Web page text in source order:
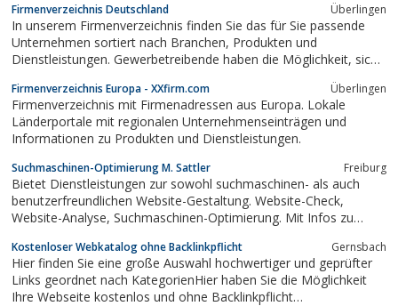
Firmenverzeichnis Deutschland Überlingen
In unserem Firmenverzeichnis finden Sie das für Sie passende
Unternehmen sortiert nach Branchen, Produkten und
Dienstleistungen. Gewerbetreibende haben die Möglichkeit, sich
Firmenverzeichnis Europa - XXfirm.com Überlingen
Firmenverzeichnis mit Firmenadressen aus Europa. Lokale
Länderportale mit regionalen Unternehmenseinträgen und
Informationen zu Produkten und Dienstleistungen.
Suchmaschinen-Optimierung M. Sattler Freiburg
Bietet Dienstleistungen zur sowohl suchmaschinen- als auch
benutzerfreundlichen Website-Gestaltung. Website-Check,
Website-Analyse, Suchmaschinen-Optimierung. Mit Infos zu
der Optimierung.
Kostenloser Webkatalog ohne Backlinkpflicht Gernsbach
Hier finden Sie eine große Auswahl hochwertiger und geprüfter
Links geordnet nach KategorienHier haben Sie die Möglichkeit
Ihre Webseite kostenlos und ohne Backlinkpflicht